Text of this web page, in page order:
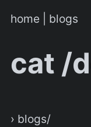
home blogs
cat /
› blogs/